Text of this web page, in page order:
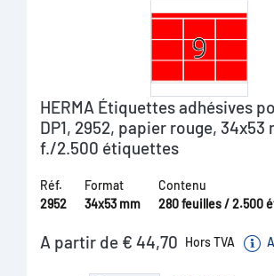
HERMA Étiquettes adhésives
DP1, 2952, papier rouge, 34x53
f./2.500 étiquettes
Réf.
2952
Format
34x53 mm
Contenu
280 feuilles / 2.500
A partir de € 44,70 Hors TVA